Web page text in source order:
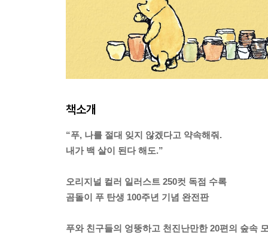
책소개
“푸, 나를 절대 잊지 않겠다고 약속해줘.
내가 백 살이 된다 해도.”
오리지널 컬러 일러스트 250컷 독점 수록
곰돌이 푸 탄생 100주년 기념 완전판
푸와 친구들의 엉뚱하고 천진난만한 20편의 숲속